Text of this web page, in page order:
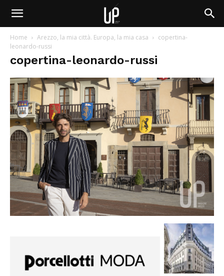
Home Arezzo, la mia città. Europa, la mia casa
copertina-
leonardo-russi
copertina-leonardo-russi